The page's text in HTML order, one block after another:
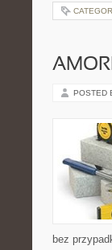
POSTED
bez